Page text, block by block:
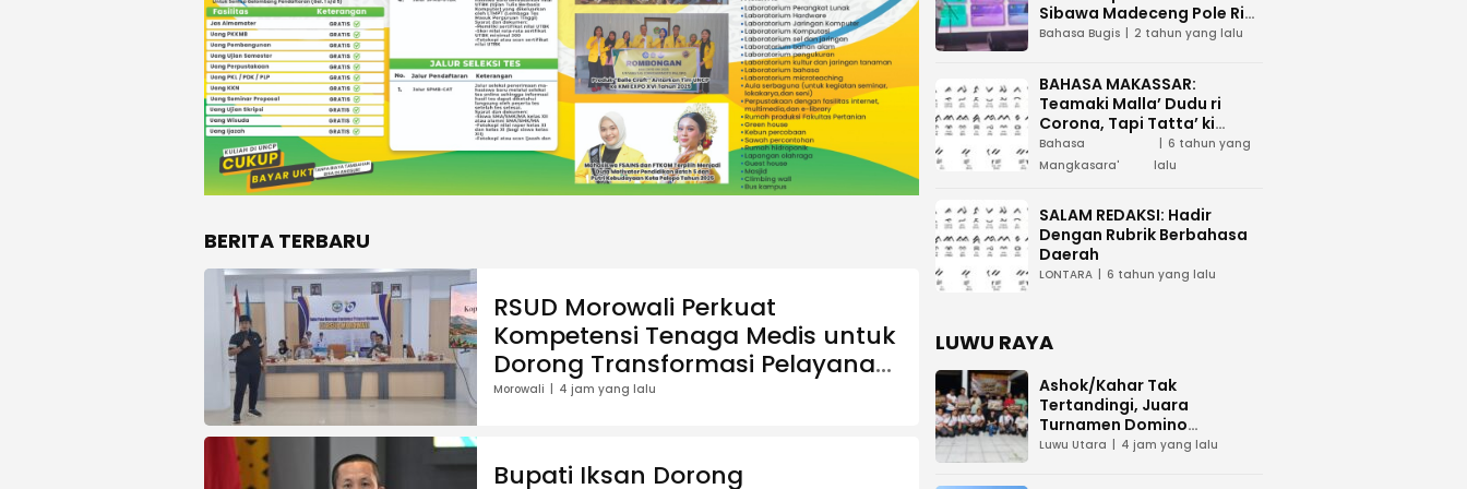
BERITA TERBARU
RSUD Morowali Perkuat
Kompetensi Tenaga Medis untuk
Dorong Transformasi Pelayanan
Kesehatan
Morowali 4 jam yang lalu
Bupati Iksan Dorong
Sibawa Madeceng Pole Ri
Tau Maega e Ri Luwu Timur
Bahasa Bugis 2 tahun yang lalu
BAHASA MAKASSAR:
Teamaki Malla’ Dudu ri
Corona, Tapi Tatta’ ki
Waspada
Bahasa
Mangkasara'
6 tahun yang
lalu
SALAM REDAKSI: Hadir
Dengan Rubrik Berbahasa
Daerah
LONTARA 6 tahun yang lalu
LUWU RAYA
Ashok/Kahar Tak
Tertandingi, Juara
Turnamen Domino
KAWASAN Cup 2026 Bawa
Luwu Utara 4 jam yang lalu